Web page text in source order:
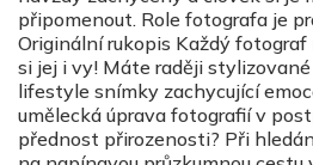
připomenout. Role fotografa je
Originální rukopis Každý
si jej i vy! Máte raději
lifestyle snímky zachycující
umělecká úprava fotografií v
přednost přirozenosti? Při